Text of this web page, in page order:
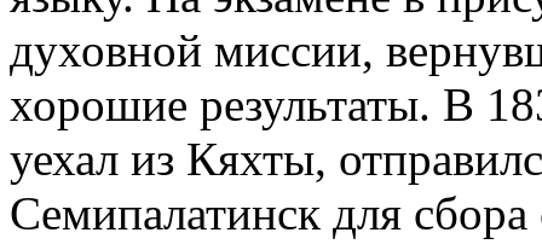
духовной миссии,
хорошие результаты. В
уехал из Кяхты,
Семипалатинск для сбора